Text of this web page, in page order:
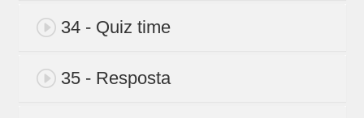
34 - Quiz time
35 - Resposta